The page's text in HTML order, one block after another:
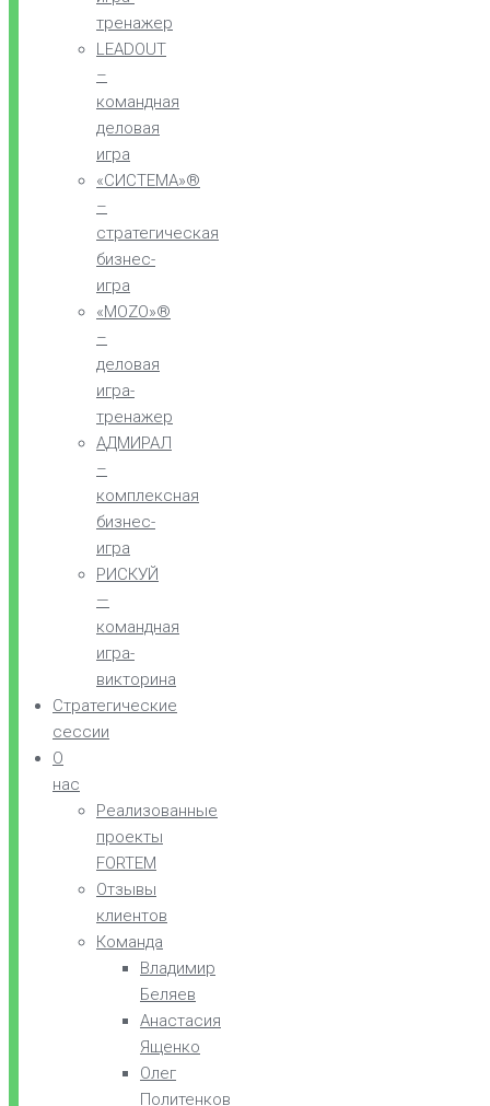
тренажер
LEADOUT
–
командная
деловая
игра
«СИСТЕМА»®
–
стратегическая
бизнес-
игра
«MOZO»®
–
деловая
игра-
тренажер
АДМИРАЛ
–
комплексная
бизнес-
игра
РИСКУЙ
—
командная
игра-
викторина
Стратегические
сессии
О
нас
Реализованные
проекты
FORTEM
Отзывы
клиентов
Команда
Владимир
Беляев
Анастасия
Ященко
Олег
Политенков